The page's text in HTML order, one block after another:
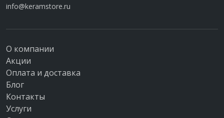
info@keramstore.ru
О компании
Акции
Оплата и доставка
Блог
Контакты
Услуги